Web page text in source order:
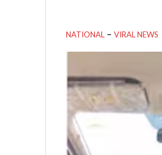
NATIONAL VIRAL NEWS